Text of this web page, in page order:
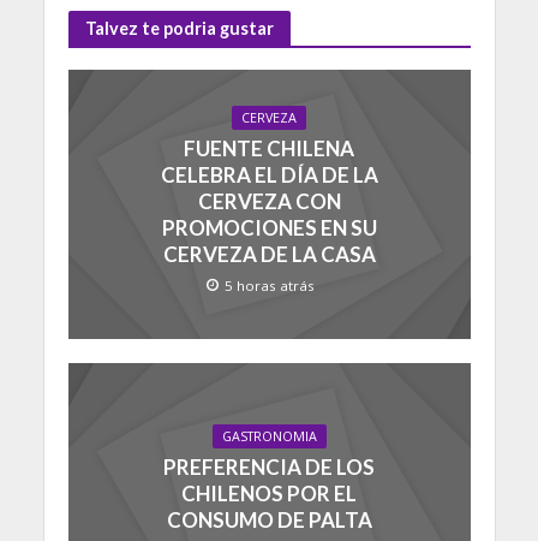
Talvez te podria gustar
CERVEZA
FUENTE CHILENA
CELEBRA EL DÍA DE LA
CERVEZA CON
PROMOCIONES EN SU
CERVEZA DE LA CASA
5 horas atrás
GASTRONOMIA
PREFERENCIA DE LOS
CHILENOS POR EL
CONSUMO DE PALTA